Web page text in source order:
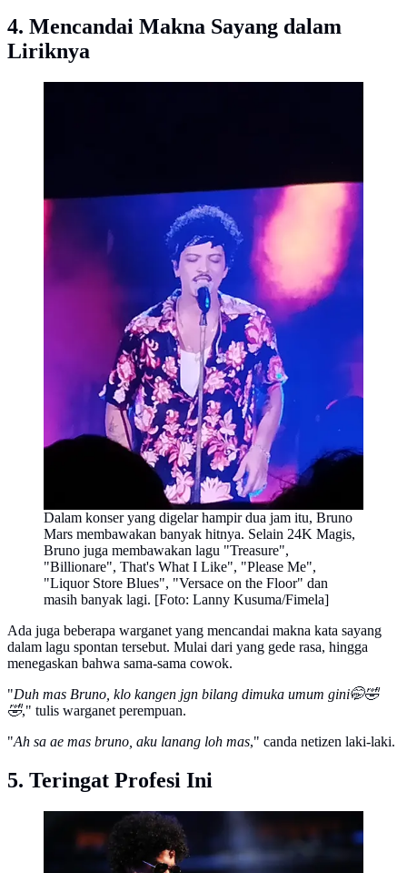
4. Mencandai Makna Sayang dalam
Liriknya
Dalam konser yang digelar hampir dua jam itu, Bruno
Mars membawakan banyak hitnya. Selain 24K Magis,
Bruno juga membawakan lagu "Treasure",
"Billionare", That's What I Like", "Please Me",
"Liquor Store Blues", "Versace on the Floor" dan
masih banyak lagi. [Foto: Lanny Kusuma/Fimela]
Ada juga beberapa warganet yang mencandai makna kata sayang
dalam lagu spontan tersebut. Mulai dari yang gede rasa, hingga
menegaskan bahwa sama-sama cowok.
"Duh mas Bruno, klo kangen jgn bilang dimuka umum gini🤭🤣
🤣," tulis warganet perempuan.
"Ah sa ae mas bruno, aku lanang loh mas," canda netizen laki-laki.
5. Teringat Profesi Ini